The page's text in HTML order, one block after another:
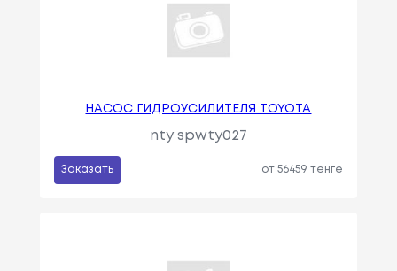
НАСОС ГИДРОУСИЛИТЕЛЯ TOYOTA
nty spwty027
Заказать от 56459 тенге